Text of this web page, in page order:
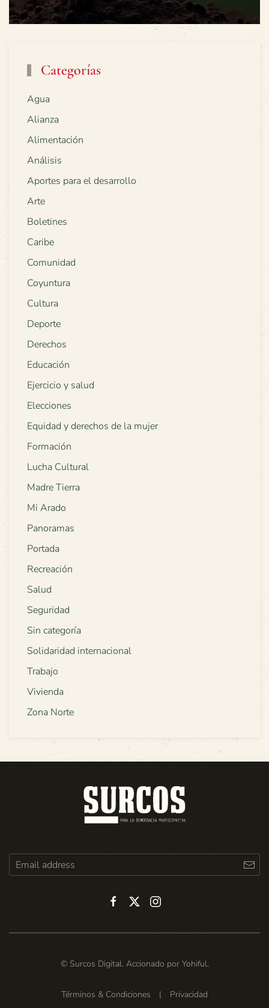
Categorías
Agua
Alianza
Alimentación
Análisis
Aportes para el desarrollo
Arte
Boletines
Caribe
Comunidad
Coyuntura
Cultura
Deporte
Derechos
Educación
Ejercicio y salud
Elecciones
Equidad y derechos de la mujer
Formación
Lucha Cultural
Madre Tierra
Mi Arado
Panoramas
Portada
Recreación
Salud
Seguridad
Sin categoría
Solidaridad internacional
Trabajo
Vivienda
Zona Norte
© Surcos Digital. Accionado por Yohiful.
Términos & Condiciones | Privacidad